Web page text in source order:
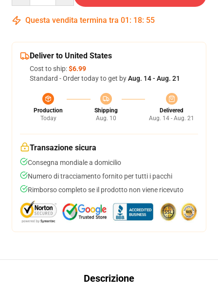
Questa vendita termina tra 01 : 18: 54
Deliver to United States
Cost to ship:$6.99
Standard - Order today to get byAug. 14 - Aug. 21
Production
Today
Shipping
Aug. 10
Delivered
Aug. 14 - Aug. 21
Transazione sicura
Consegna mondiale a domicilio
Numero di tracciamento fornito per tutti i pacchi
Rimborso completo se il prodotto non viene ricevuto
Descrizione